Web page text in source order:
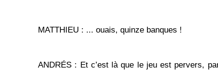
MATTHIEU : ... ouais, quinze banques !
ANDRÉS : Et c’est là que le jeu est pervers,